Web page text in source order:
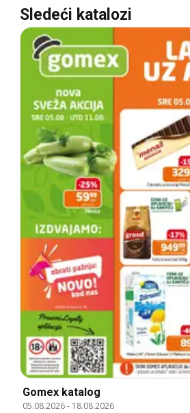
Sledeći katalozi
Gomex katalog
05.08.2026- 18.08.2026